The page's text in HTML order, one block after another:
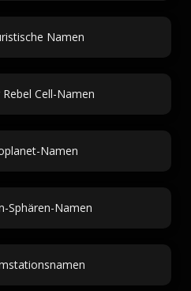
Namen
Cell-Namen
Namen
Sphären-Namen